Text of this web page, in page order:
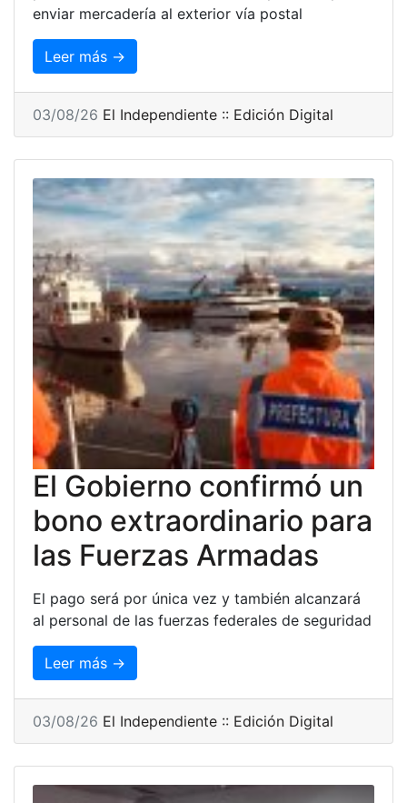
enviar mercadería al exterior vía postal
Leer más →
03/08/26 El Independiente :: Edición Digital
El Gobierno confirmó un
bono extraordinario para
las Fuerzas Armadas
El pago será por única vez y también alcanzará
al personal de las fuerzas federales de seguridad
Leer más →
03/08/26 El Independiente :: Edición Digital